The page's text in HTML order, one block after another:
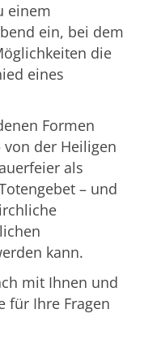
einem
ein, bei dem
die
eines
Formen
der Heiligen
als
– und
kann.
mit Ihnen und
für Ihre Fragen